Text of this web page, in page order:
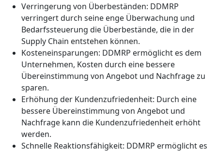
Verringerung von Überbeständen: DDMRP
verringert durch seine enge Überwachung und
Bedarfssteuerung die Überbestände, die in der
Supply Chain entstehen können.
Kosteneinsparungen: DDMRP ermöglicht es dem
Unternehmen, Kosten durch eine bessere
Übereinstimmung von Angebot und Nachfrage zu
sparen.
Erhöhung der Kundenzufriedenheit: Durch eine
bessere Übereinstimmung von Angebot und
Nachfrage kann die Kundenzufriedenheit erhöht
werden.
Schnelle Reaktionsfähigkeit: DDMRP ermöglicht es